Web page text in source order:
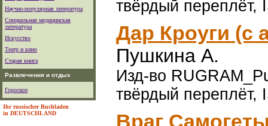
Научно-популярная литература
Специальная медицинская
литература
Искусство
Театр и кино
Старая книга
Развлечения и отдых
Гороскоп
Ihr russischer Buchladen
in DEUTSCHLAND
твёрдый переплёт,
Дар Кроуги (с
Пушкина А.
Изд-во
твёрдый переплёт,
Враг